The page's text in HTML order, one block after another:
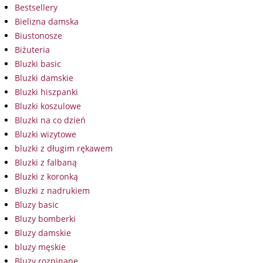
Bestsellery
Bielizna damska
Biustonosze
Biżuteria
Bluzki basic
Bluzki damskie
Bluzki hiszpanki
Bluzki koszulowe
Bluzki na co dzień
Bluzki wizytowe
bluzki z długim rękawem
Bluzki z falbaną
Bluzki z koronką
Bluzki z nadrukiem
Bluzy basic
Bluzy bomberki
Bluzy damskie
bluzy męskie